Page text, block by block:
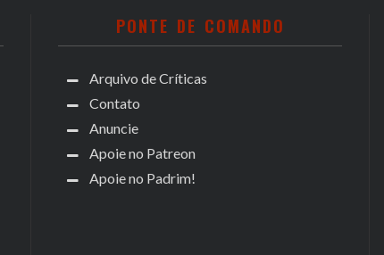
PONTE DE COMANDO
Arquivo de Críticas
Contato
Anuncie
Apoie no Patreon
Apoie no Padrim!